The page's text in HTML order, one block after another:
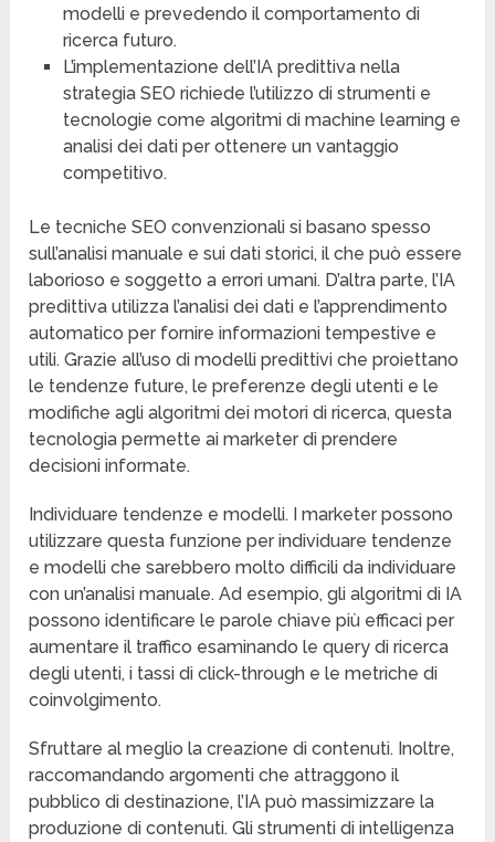
modelli e prevedendo il comportamento di
ricerca futuro.
L’implementazione dell’IA predittiva nella
strategia SEO richiede l’utilizzo di strumenti e
tecnologie come algoritmi di machine learning e
analisi dei dati per ottenere un vantaggio
competitivo.
Le tecniche SEO convenzionali si basano spesso
sull’analisi manuale e sui dati storici, il che può essere
laborioso e soggetto a errori umani. D’altra parte, l’IA
predittiva utilizza l’analisi dei dati e l’apprendimento
automatico per fornire informazioni tempestive e
utili. Grazie all’uso di modelli predittivi che proiettano
le tendenze future, le preferenze degli utenti e le
modifiche agli algoritmi dei motori di ricerca, questa
tecnologia permette ai marketer di prendere
decisioni informate.
Individuare tendenze e modelli. I marketer possono
utilizzare questa funzione per individuare tendenze
e modelli che sarebbero molto difficili da individuare
con un’analisi manuale. Ad esempio, gli algoritmi di IA
possono identificare le parole chiave più efficaci per
aumentare il traffico esaminando le query di ricerca
degli utenti, i tassi di click-through e le metriche di
coinvolgimento.
Sfruttare al meglio la creazione di contenuti. Inoltre,
raccomandando argomenti che attraggono il
pubblico di destinazione, l’IA può massimizzare la
produzione di contenuti. Gli strumenti di intelligenza